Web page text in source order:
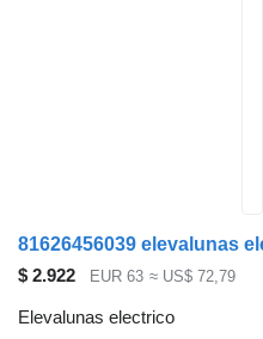
$ 2.922 EUR 63 ≈ US$ 72,79
Elevalunas electrico